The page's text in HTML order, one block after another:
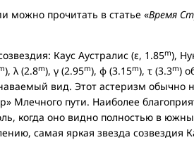
можно прочитать в статье «Время
Каус Аустралис (ε, 1.85m),
), λ (2.8m), γ (2.95m), φ (3.15m), τ (3.3m)
вид. Этот астеризм обычно
Млечного пути. Наиболее
когда оно видно полностью в
самая яркая звезда созвездия